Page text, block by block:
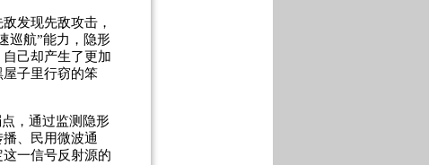
发现先敌攻击，
巡航”能力，隐形
己却产生了更加
子里行窃的笨
，通过监测隐形
、民用微波通
一信号反射源的